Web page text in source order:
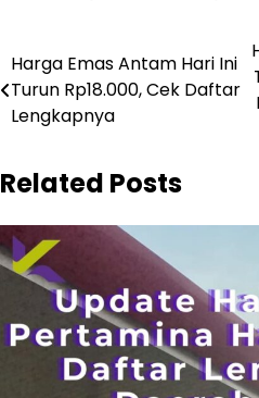
Navigasi
pos
Harga Emas Antam Hari Ini
Turun Rp18.000, Cek Daftar
Lengkapnya
Related Posts